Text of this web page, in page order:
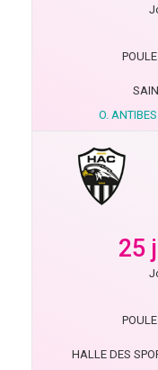
O.
25
HALLE DES